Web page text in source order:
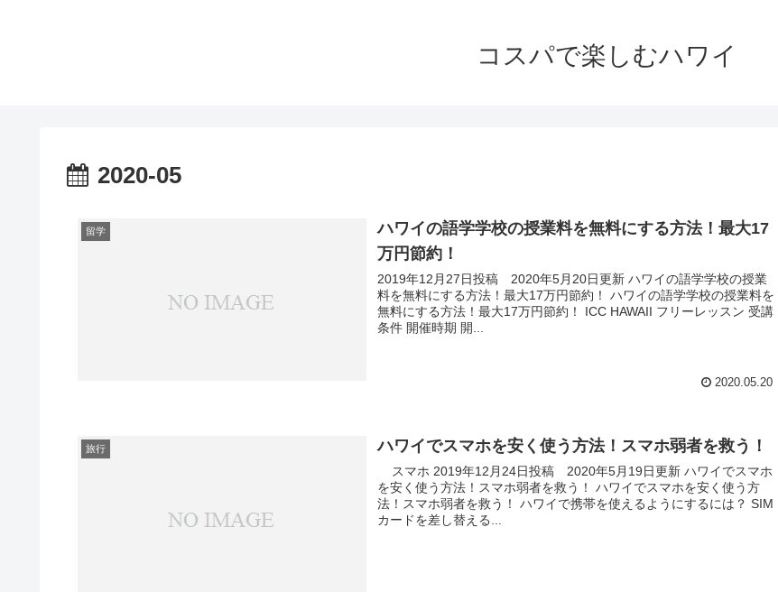
コスパで楽しむハワイ
2020-05
留学
ハワイの語学学校の授業料を無料にする方法！最大17
万円節約！
2019年12月27日投稿 2020年5月20日更新 ハワイの語学学校の授業
料を無料にする方法！最大17万円節約！ ハワイの語学学校の授業料を
無料にする方法！最大17万円節約！ ICC HAWAII フリーレッスン 受講
条件 開催時期 開...
2020.05.20
旅行 ハワイでスマホを安く使う方法！スマホ弱者を救う！
スマホ 2019年12月24日投稿 2020年5月19日更新 ハワイでスマホ
を安く使う方法！スマホ弱者を救う！ ハワイでスマホを安く使う方
法！スマホ弱者を救う！ ハワイで携帯を使えるようにするには？ SIM
カードを差し替える...